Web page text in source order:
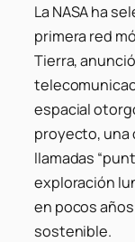
La NASA ha
primera red
Tierra,
espacial
proyecto, una
llamadas
exploración
en pocos
sostenible.